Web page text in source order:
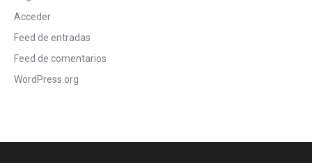
Acceder
Feed de entradas
Feed de comentarios
WordPress.org